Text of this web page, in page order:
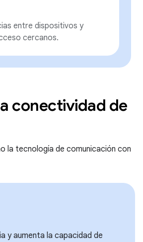
entre dispositivos y
cercanos.
conectividad de
la tecnología de comunicación con
y aumenta la capacidad de